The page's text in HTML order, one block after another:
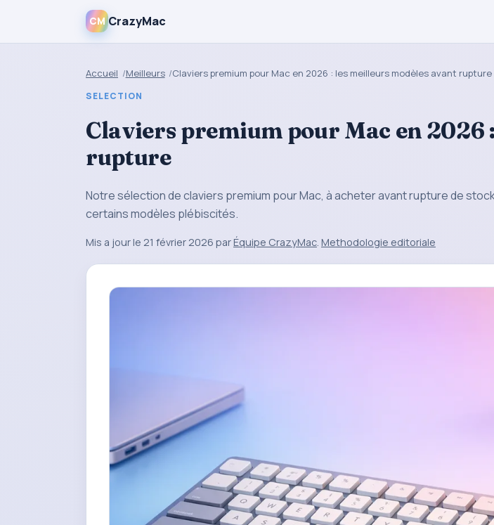
CM CrazyMac
Accueil Meilleurs Claviers premium pour Mac en 2026 : les meilleurs modèles avant rupture
SELECTION
Claviers premium pour Mac en 2026
rupture
Notre sélection de claviers premium pour Mac, à acheter avant rupture de
certains modèles plébiscités.
Mis a jour le 21 février 2026 parÉquipe CrazyMac Methodologie editoriale